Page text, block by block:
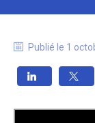
Publié le 1